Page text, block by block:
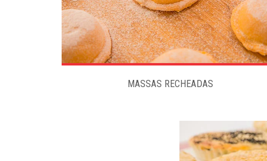
MASSAS RECHEADAS